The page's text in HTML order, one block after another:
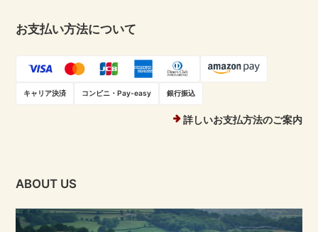
お支払い方法について
キャリア決済 コンビニ・Pay-easy 銀行振込
詳しいお支払方法のご案内
ABOUT US